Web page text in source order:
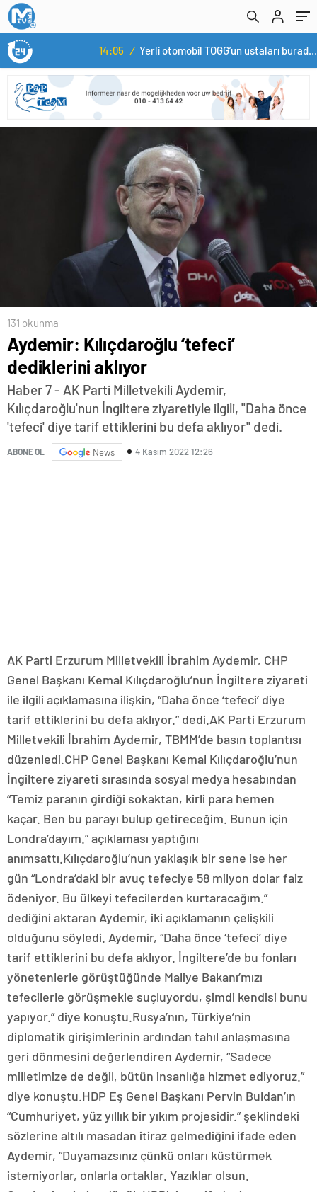
Yerli otomobil TOGG’un ustaları burada yetişecek
131 okunma
Aydemir: Kılıçdaroğlu ‘tefeci’
dediklerini aklıyor
Haber 7 - AK Parti Milletvekili Aydemir,
Kılıçdaroğlu'nun İngiltere ziyaretiyle ilgili, "Daha önce
'tefeci' diye tarif ettiklerini bu defa aklıyor" dedi.
ABONE OL News 4 Kasım 2022 12:26
AK Parti Erzurum Milletvekili İbrahim Aydemir, CHP
Genel Başkanı Kemal Kılıçdaroğlu’nun İngiltere ziyareti
ile ilgili açıklamasına ilişkin, “Daha önce ‘tefeci’ diye
tarif ettiklerini bu defa aklıyor.” dedi.AK Parti Erzurum
Milletvekili İbrahim Aydemir, TBMM’de basın toplantısı
düzenledi.CHP Genel Başkanı Kemal Kılıçdaroğlu’nun
İngiltere ziyareti sırasında sosyal medya hesabından
“Temiz paranın girdiği sokaktan, kirli para hemen
kaçar. Ben bu parayı bulup getireceğim. Bunun için
Londra’dayım.” açıklaması yaptığını
anımsattı.Kılıçdaroğlu’nun yaklaşık bir sene ise her
gün “Londra’daki bir avuç tefeciye 58 milyon dolar faiz
ödeniyor. Bu ülkeyi tefecilerden kurtaracağım.”
dediğini aktaran Aydemir, iki açıklamanın çelişkili
olduğunu söyledi. Aydemir, “Daha önce ‘tefeci’ diye
tarif ettiklerini bu defa aklıyor. İngiltere’de bu fonları
yönetenlerle görüştüğünde Maliye Bakanı’mızı
tefecilerle görüşmekle suçluyordu, şimdi kendisi bunu
yapıyor.” diye konuştu.Rusya’nın, Türkiye’nin
diplomatik girişimlerinin ardından tahıl anlaşmasına
geri dönmesini değerlendiren Aydemir, “Sadece
milletimize de değil, bütün insanlığa hizmet ediyoruz.”
diye konuştu.HDP Eş Genel Başkanı Pervin Buldan’ın
“Cumhuriyet, yüz yıllık bir yıkım projesidir.” şeklindeki
sözlerine altılı masadan itiraz gelmediğini ifade eden
Aydemir, “Duyamazsınız çünkü onları küstürmek
istemiyorlar, onlarla ortaklar. Yazıklar olsun.